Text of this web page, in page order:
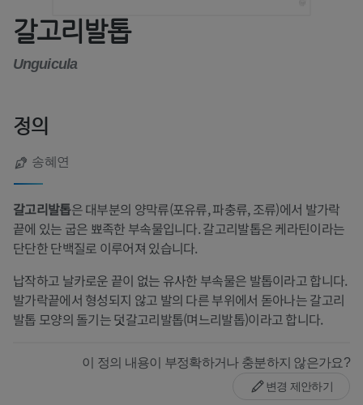
갈고리발톱
Unguicula
정의
송혜연
갈고리발톱은 대부분의 양막류(포유류, 파충류, 조류)에서 발가락
끝에 있는 굽은 뾰족한 부속물입니다. 갈고리발톱은 케라틴이라는
단단한 단백질로 이루어져 있습니다.
납작하고 날카로운 끝이 없는 유사한 부속물은 발톱이라고 합니다.
발가락끝에서 형성되지 않고 발의 다른 부위에서 돋아나는 갈고리
발톱 모양의 돌기는 덧갈고리발톱(며느리발톱)이라고 합니다.
이 정의 내용이 부정확하거나 충분하지 않은가요?
변경 제안하기